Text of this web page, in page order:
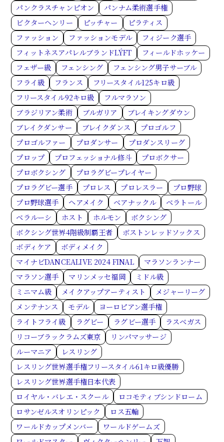
パンクラスチャンピオン
パンナム柔術選手権
ビクターヘンリー
ピッチャー
ピラティス
ファッション
ファッションモデル
フィジーク選手
フィットネスアパレルブランドLÝFT
フィールドホッケー
フェザー級
フェンシング
フェンシング男子サーブル
フライ級
フランス
フリースタイル125キロ級
フリースタイル92キロ級
フルマラソン
ブラジリアン柔術
ブルガリア
ブレイキングダウン
ブレイクダンサー
ブレイクダンス
プロゴルフ
プロゴルファー
プロダンサー
プロダンスリーグ
プロップ
プロフェッショナル修斗
プロボクサー
プロボクシング
プロラグビープレイヤー
プロラグビー選手
プロレス プロレスラー
プロ野球
プロ野球選手
ヘアメイク ベアナックル
ベラトール
ベラルーシ
ホスト ホルモン
ボクシング
ボクシング世界4階級制覇王者
ボストンレッドソックス
ボディケア
ボディメイク
マイナビDANCEALIVE 2024 FINAL
マラソンランナー
マラソン選手
マリンメッセ福岡
ミドル級
ミニマム級
メイクアップアーティスト
メジャーリーグ
メンテナンス
モデル
ヨーロピアン選手権
ライトフライ級
ラグビー ラグビー選手
ラスベガス
リコーブラックラムズ東京
リンパマッサージ
ルーマニア
レスリング
レスリング世界選手権フリースタイル61キロ級優勝
レスリング世界選手権日本代表
ロイヤル・バレエ・スクール
ロコモティブシンドローム
ロサンゼルスオリンピック
ロス五輪
ワールドカップメンバー
ワールドゲームズ